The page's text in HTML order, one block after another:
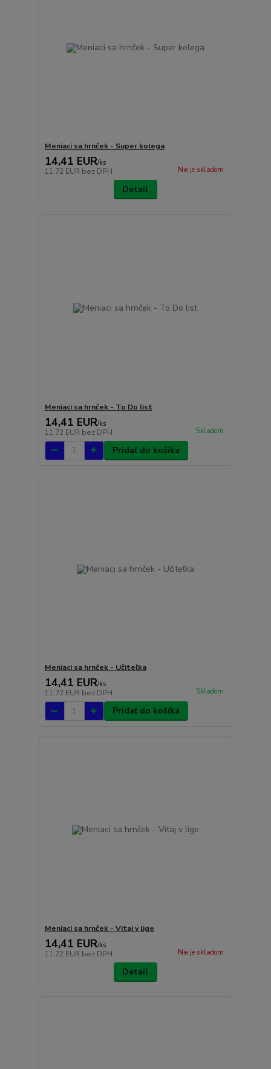
Meniaci sa hrnček - Super kolega
14,41 EUR/ks
11,72 EUR bez DPH Nie je skladom
Detail
Meniaci sa hrnček - To Do list
14,41 EUR/ks
11,72 EUR bez DPH Skladom
Pridať do košíka
Meniaci sa hrnček - Učiteľka
14,41 EUR/ks
11,72 EUR bez DPH Skladom
Pridať do košíka
Meniaci sa hrnček - Vitaj v lige
14,41 EUR/ks
11,72 EUR bez DPH Nie je skladom
Detail